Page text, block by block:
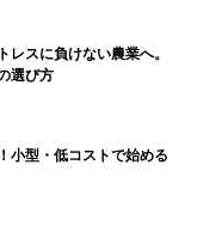
レスに負けない農業へ。
選び方
小型・低コストで始める